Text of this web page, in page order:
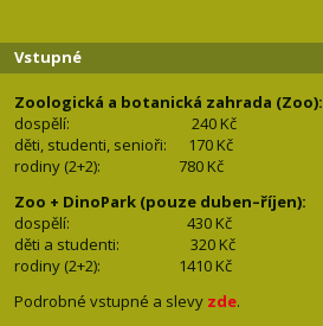
Vstupné
Zoologická a botanická zahrada (Zoo):
dospělí:
240 Kč
děti, studenti, senioři: 170 Kč
rodiny (2+2): 780 Kč
Zoo + DinoPark (pouze duben–říjen):
dospělí: 430 Kč
děti a studenti: 320 Kč
rodiny (2+2): 1410 Kč
Podrobné vstupné a slevy zde.